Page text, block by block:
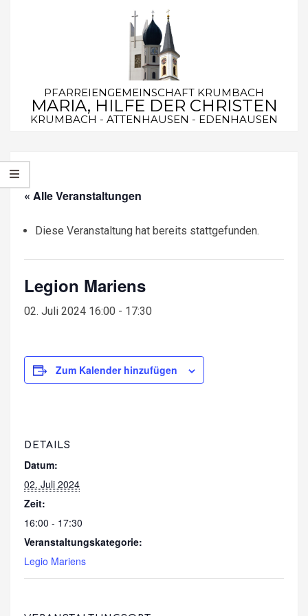
PFARREIENGEMEINSCHAFT KRUMBACH
MARIA, HILFE DER CHRISTEN
KRUMBACH - ATTENHAUSEN - EDENHAUSEN
Navigation
Menu
« Alle Veranstaltungen
Diese Veranstaltung hat bereits stattgefunden.
Legion Mariens
02. Juli 2024 16:00 - 17:30
Zum Kalender hinzufügen
DETAILS
Datum:
02. Juli 2024
Zeit:
16:00 - 17:30
Veranstaltungskategorie:
Legio Mariens